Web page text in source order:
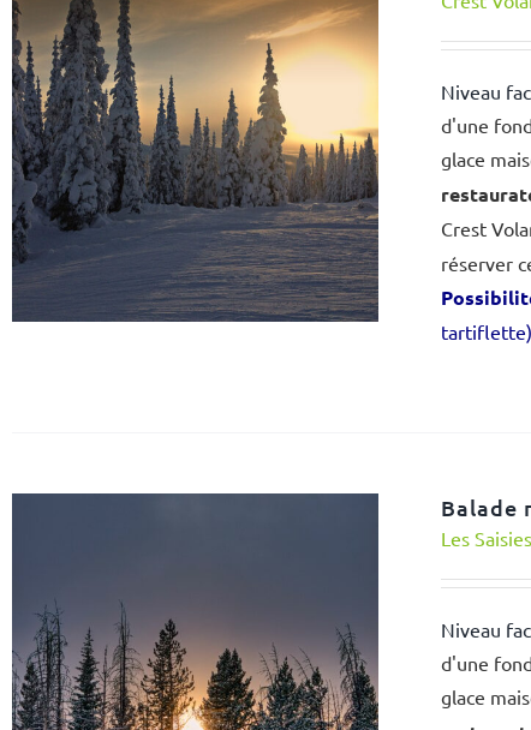
Niveau
d'une
glace
Crest
réserver
tartiflette)
Balade
Les Saisies
Niveau
d'une
glace